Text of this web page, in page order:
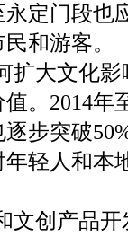
定门段也
和游客。
扩大文化
。2014年
步突破
轻人和本
文创产品